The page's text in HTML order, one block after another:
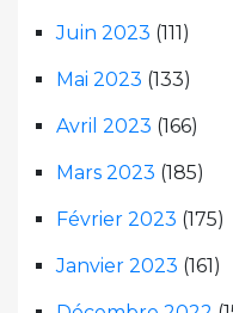
Juin 2023 (111)
Mai 2023 (133)
Avril 2023 (166)
Mars 2023 (185)
Février 2023 (175)
Janvier 2023 (161)